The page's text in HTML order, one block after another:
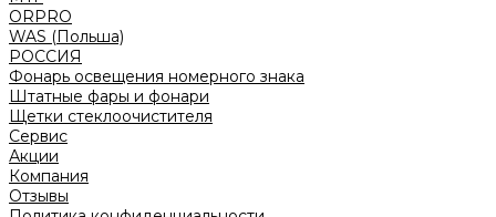
ORPRO
WAS (Польша)
РОССИЯ
Фонарь освещения номерного знака
Штатные фары и фонари
Щетки стеклоочистителя
Сервис
Акции
Компания
Отзывы